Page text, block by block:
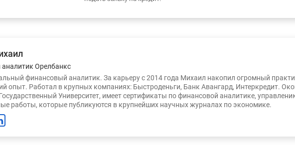
Орелбанкс
финансовый аналитик. За карьеру с 2014 года Михаил накопил огромный
опыт. Работал в крупных компаниях: Быстроденьги, Банк Авангард, Интеркредит.
Университет, имеет сертификаты по финансовой аналитике,
работы, которые публикуются в крупнейших научных журналах по экономике.